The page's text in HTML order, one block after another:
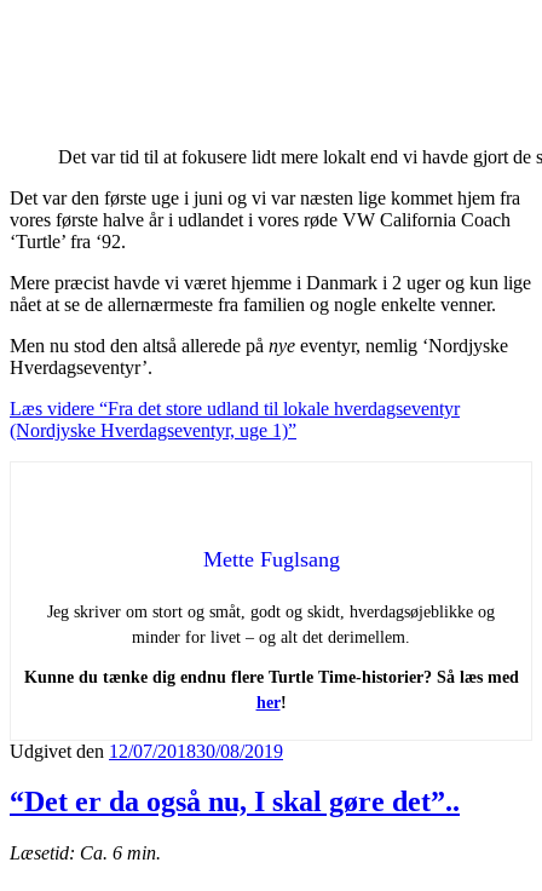
Det var tid til at fokusere lidt mere lokalt end vi havde gjort de
Det var den første uge i juni og vi var næsten lige kommet hjem fra
vores første halve år i udlandet i vores røde VW California Coach
‘Turtle’ fra ‘92.
Mere præcist havde vi været hjemme i Danmark i 2 uger og kun lige
nået at se de allernærmeste fra familien og nogle enkelte venner.
Men nu stod den altså allerede på nye eventyr, nemlig ‘Nordjyske
Hverdagseventyr’.
Læs videre “Fra det store udland til lokale hverdagseventyr
(Nordjyske Hverdagseventyr, uge 1)”
Mette Fuglsang
Jeg skriver om stort og småt, godt og skidt, hverdagsøjeblikke og
minder for livet – og alt det derimellem.
Kunne du tænke dig endnu flere Turtle Time-historier? Så læs med
her!
Udgivet den 12/07/201830/08/2019
“Det er da også nu, I skal gøre det”..
Læsetid: Ca. 6 min.